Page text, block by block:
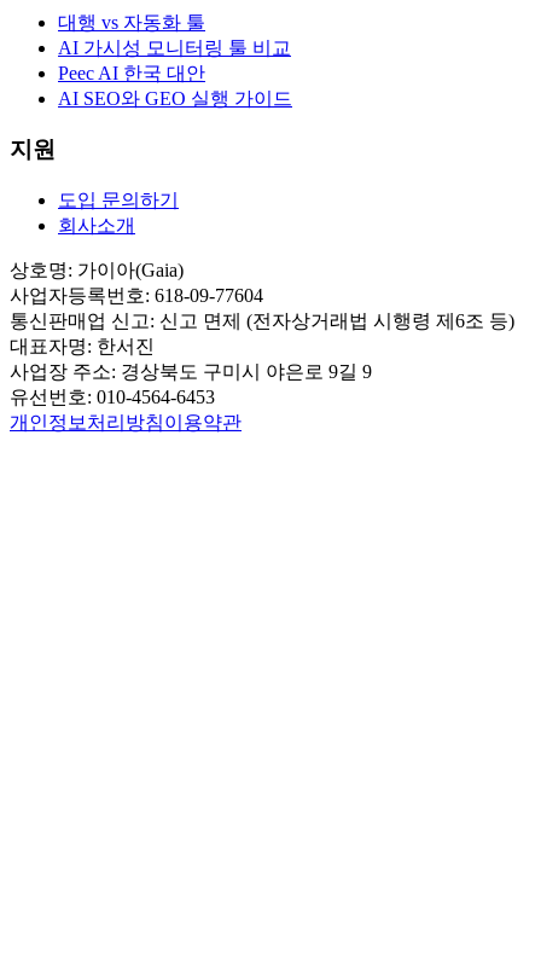
대행 vs 자동화 툴
AI 가시성 모니터링 툴 비교
Peec AI 한국 대안
AI SEO와 GEO 실행 가이드
지원
도입 문의하기
회사소개
상호명: 가이아(Gaia)
사업자등록번호: 618-09-77604
통신판매업 신고: 신고 면제 (전자상거래법 시행령 제6조 등)
대표자명: 한서진
사업장 주소: 경상북도 구미시 야은로 9길 9
유선번호: 010-4564-6453
개인정보처리방침이용약관